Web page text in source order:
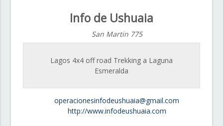
Info de Ushuaia
San Martin 775
Lagos 4x4 off road Trekking a Laguna
Esmeralda
operacionesinfodeushuaia@gmail.com
http://www.infodeushuaia.com